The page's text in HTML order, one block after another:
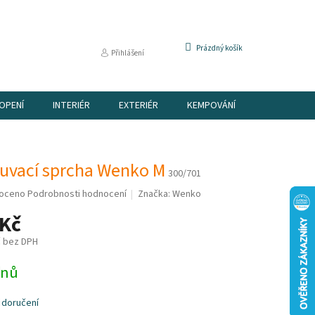
Přihlášení
NÁKUPNÍ
Prázdný košík
INTERIÉR EXTERIÉR KEMPOVÁNÍ
sprcha Wenko M 300/701
Podrobnosti hodnocení Značka:Wenko
DPH